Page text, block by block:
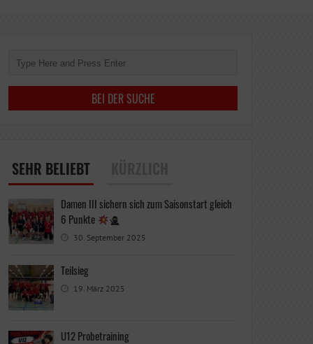
SEHR BELIEBT
Damen III sichern sich zum Saisonstart gleich
6 Punkte
30. September 2025
Teilsieg
19. März 2025
U12 Probetraining